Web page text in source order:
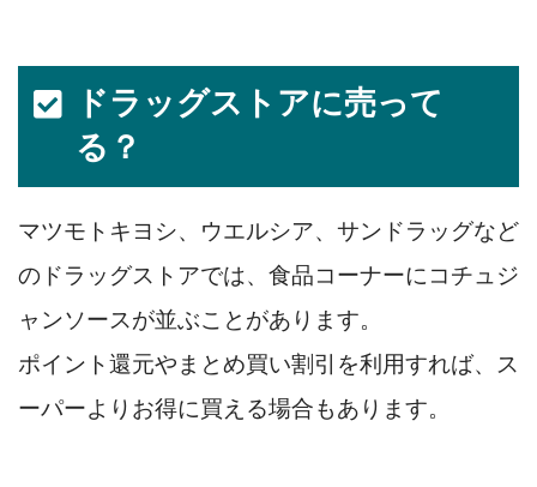
ドラッグストアに売って
る？
マツモトキヨシ、ウエルシア、サンドラッグなど
のドラッグストアでは、食品コーナーにコチュジ
ャンソースが並ぶことがあります。
ポイント還元やまとめ買い割引を利用すれば、ス
ーパーよりお得に買える場合もあります。